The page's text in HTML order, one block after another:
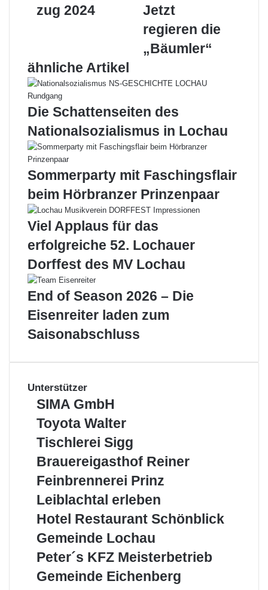
großen
Faschingsumzug
zug 2024
die
„Bäumler“
Jetzt
regieren die
„Bäumler“
ähnliche Artikel
Die Schattenseiten des
Nationalsozialismus in Lochau
Sommerparty mit Faschingsflair
beim Hörbranzer Prinzenpaar
Viel Applaus für das
erfolgreiche 52. Lochauer
Dorffest des MV Lochau
End of Season 2026 – Die
Eisenreiter laden zum
Saisonabschluss
Unterstützer
SIMA
SIMA GmbH
Toyota
Walter
Toyota Walter
Tischlerei
Tischlerei Sigg
Brauereigasthof
Brauereigasthof Reiner
Feinbrennerei
Feinbrennerei Prinz
Leiblachtal
Leiblachtal erleben
Hotel
Schönblick
Hotel Restaurant Schönblick
Gemeinde
Gemeinde Lochau
Peter
KFZ
Peter´s KFZ Meisterbetrieb
Gemeinde
Gemeinde Eichenberg